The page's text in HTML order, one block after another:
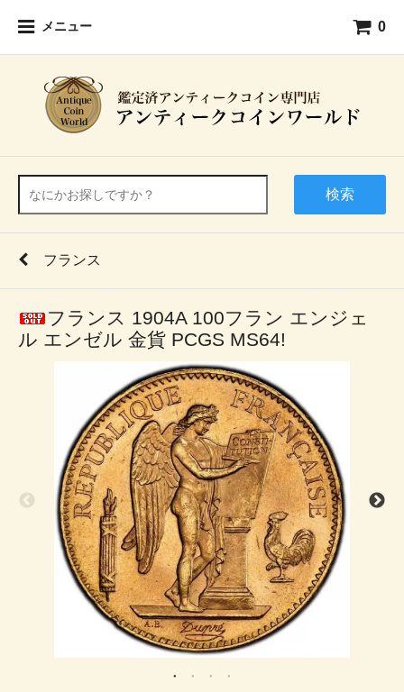
メニュー 0
検索
フランス
フランス 1904A 100フラン エンジェ
ル エンゼル 金貨 PCGS MS64!